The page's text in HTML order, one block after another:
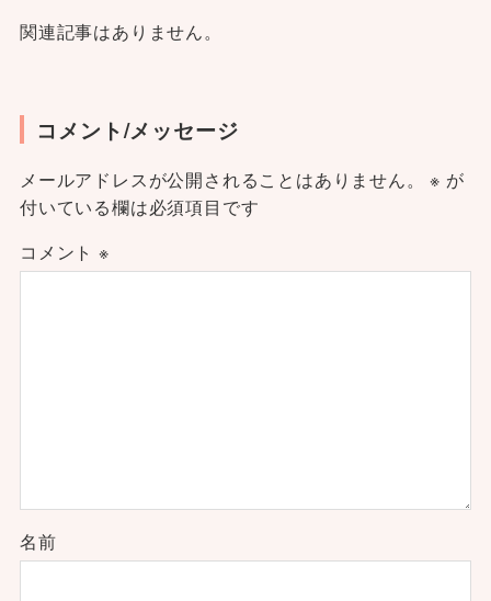
関連記事はありません。
コメント/メッセージ
メールアドレスが公開されることはありません。 ※ が
付いている欄は必須項目です
コメント ※
名前